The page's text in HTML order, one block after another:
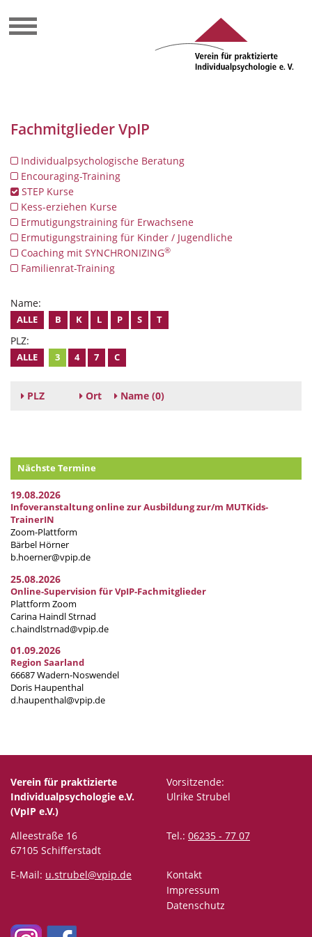
Fachmitglieder VpIP
Individualpsychologische Beratung
Encouraging-Training
STEP Kurse
Kess-erziehen Kurse
Ermutigungstraining für Erwachsene
Ermutigungstraining für Kinder / Jugendliche
Coaching mit SYNCHRONIZING®
Familienrat-Training
Name:
ALLE B K L P S T
PLZ:
ALLE 3 4 7 C
PLZ Ort Name (0)
Nächste Termine
19.08.2026
Infoveranstaltung online zur Ausbildung zur/m MUTKids-
TrainerIN
Zoom-Plattform
Bärbel Hörner
b.hoerner@vpip.de
25.08.2026
Online-Supervision für VpIP-Fachmitglieder
Plattform Zoom
Carina Haindl Strnad
c.haindlstrnad@vpip.de
01.09.2026
Region Saarland
66687 Wadern-Noswendel
Doris Haupenthal
d.haupenthal@vpip.de
Verein für praktizierte
Individualpsychologie e.V.
(VpIP e.V.)
Vorsitzende:
Ulrike Strubel
Alleestraße 16
67105 Schifferstadt
Tel.: 06235 - 77 07
E-Mail: u.strubel@vpip.de
Kontakt
Impressum
Datenschutz